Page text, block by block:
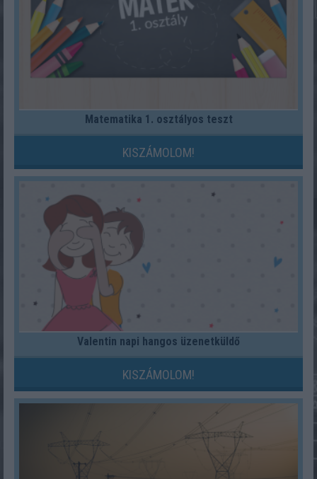
Matematika 1. osztályos teszt
KISZÁMOLOM!
Valentin napi hangos üzenetküldő
KISZÁMOLOM!